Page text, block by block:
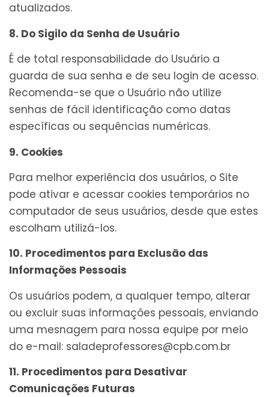
atualizados.
8. Do Sigilo da Senha de Usuário
É de total responsabilidade do Usuário a
guarda de sua senha e de seu login de acesso.
Recomenda-se que o Usuário não utilize
senhas de fácil identificação como datas
específicas ou sequências numéricas.
9. Cookies
Para melhor experiência dos usuários, o Site
pode ativar e acessar cookies temporários no
computador de seus usuários, desde que estes
escolham utilizá-los.
10. Procedimentos para Exclusão das
Informações Pessoais
Os usuários podem, a qualquer tempo, alterar
ou excluir suas informações pessoais, enviando
uma mesnagem para nossa equipe por meio
do e-mail: saladeprofessores@cpb.com.br
11. Procedimentos para Desativar
Comunicações Futuras